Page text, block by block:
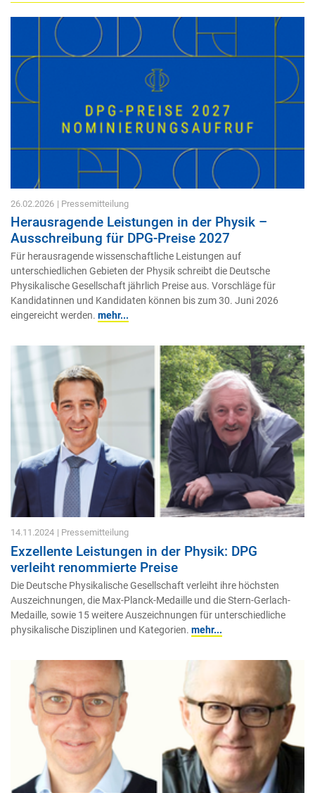
26.02.2026 | Pressemitteilung
Herausragende Leistungen in der Physik –
Ausschreibung für DPG-Preise 2027
Für herausragende wissenschaftliche Leistungen auf
unterschiedlichen Gebieten der Physik schreibt die Deutsche
Physikalische Gesellschaft jährlich Preise aus. Vorschläge für
Kandidatinnen und Kandidaten können bis zum 30. Juni 2026
eingereicht werden. mehr...
14.11.2024 | Pressemitteilung
Exzellente Leistungen in der Physik: DPG
verleiht renommierte Preise
Die Deutsche Physikalische Gesellschaft verleiht ihre höchsten
Auszeichnungen, die Max-Planck-Medaille und die Stern-Gerlach-
Medaille, sowie 15 weitere Auszeichnungen für unterschiedliche
physikalische Disziplinen und Kategorien. mehr...